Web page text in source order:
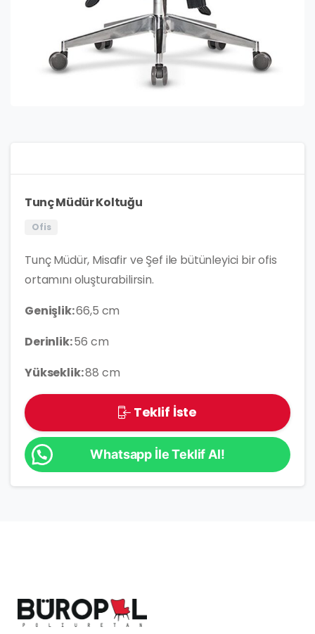
Tunç Müdür Koltuğu
Ofis
Tunç Müdür, Misafir ve Şef ile bütünleyici bir ofis
ortamını oluşturabilirsin.
Genişlik:66,5 cm
Derinlik:56 cm
Yükseklik:88 cm
Teklif İste
Whatsapp İle Teklif Al!